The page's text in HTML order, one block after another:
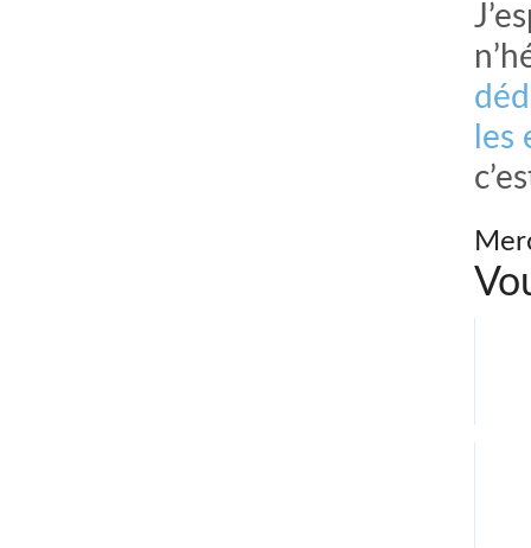
les